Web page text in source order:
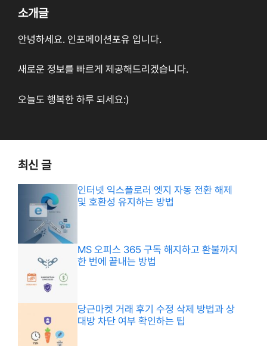
소개글
안녕하세요. 인포메이션포유 입니다.
새로운 정보를 빠르게 제공해드리겠습니다.
오늘도 행복한 하루 되세요:)
최신 글
인터넷 익스플로러 엣지 자동 전환 해제
및 호환성 유지하는 방법
MS 오피스 365 구독 해지하고 환불까지
한 번에 끝내는 방법
당근마켓 거래 후기 수정 삭제 방법과 상
대방 차단 여부 확인하는 팁